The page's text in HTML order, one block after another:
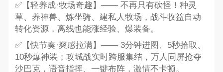
✅【轻养成·牧场奇趣】—— 不再只有砍怪！种灵
草、养神兽、炼坐骑、建私人牧场，战斗收益自动
转化资源，离线也能涨经验、爆装备。
✅【快节奏·爽感拉满】—— 3分钟进图、5秒拾取、
10秒爆神装；攻城战实时跨服集结，万人同屏抢夺
沙巴克，语音指挥、一键布阵，激情不卡顿。